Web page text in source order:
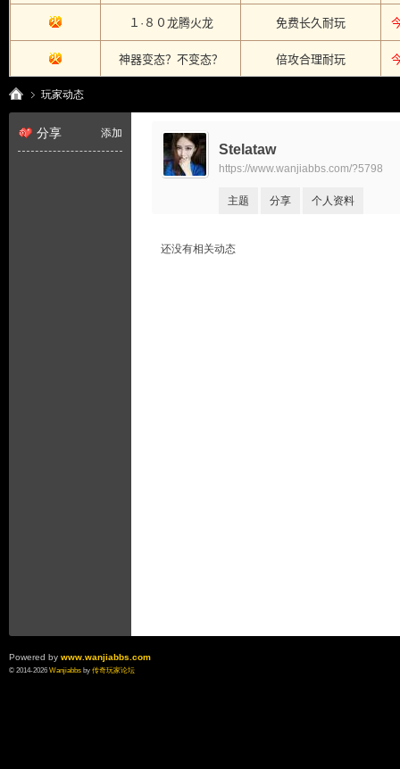
玩家动态
添加
分享
Stelataw
https://www.wanjiabbs.com/?5798
主题 分享 个人资料
还没有相关动态
Powered by www.wanjiabbs.com
© 2014-2026 Wanjiabbsby 传奇玩家论坛